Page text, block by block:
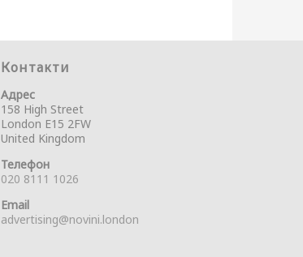
Контакти
Адрес
158 High Street
London E15 2FW
United Kingdom
Телефон
020 8111 1026
Email
advertising@novini.london